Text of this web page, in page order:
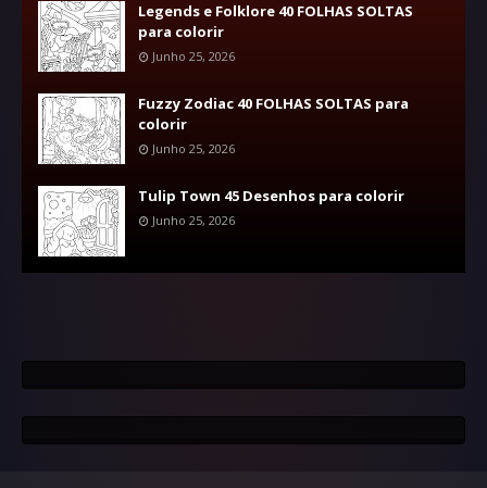
Legends e Folklore 40 FOLHAS SOLTAS
para colorir
Junho 25, 2026
Fuzzy Zodiac 40 FOLHAS SOLTAS para
colorir
Junho 25, 2026
Tulip Town 45 Desenhos para colorir
Junho 25, 2026